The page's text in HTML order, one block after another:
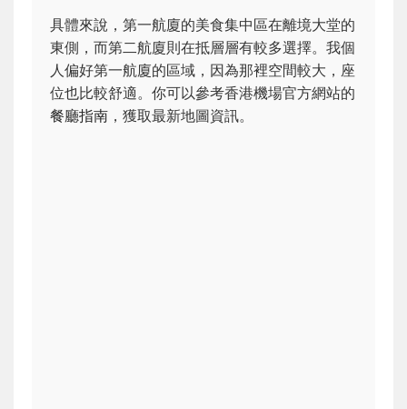
具體來說，第一航廈的美食集中區在離境大堂的
東側，而第二航廈則在抵層層有較多選擇。我個
人偏好第一航廈的區域，因為那裡空間較大，座
位也比較舒適。你可以參考香港機場官方網站的
餐廳指南 ，獲取最新地圖資訊。